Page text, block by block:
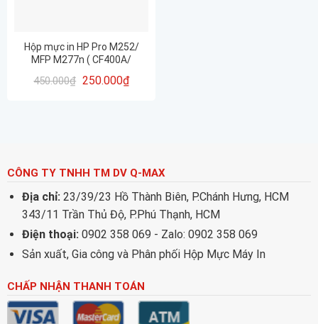
Hộp mực in HP Pro M252/
MFP M277n ( CF400A/
CRG045)
450.000₫ 250.000₫
CÔNG TY TNHH TM DV Q-MAX
Địa chỉ: 23/39/23 Hồ Thành Biên, P.Chánh Hưng, HCM
343/11 Trần Thủ Độ, P.Phú Thạnh, HCM
Điện thoại: 0902 358 069 - Zalo: 0902 358 069
Sản xuất, Gia công và Phân phối Hộp Mực Máy In
CHẤP NHẬN THANH TOÁN